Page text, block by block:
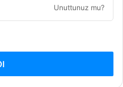
Unuttunuz mu?